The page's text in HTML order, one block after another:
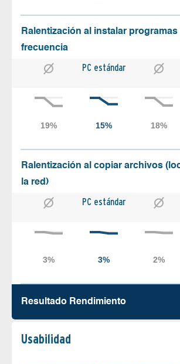
Ralentización al instalar
frecuencia
PC estándar
Ralentización al copiar archivos
la red)
PC estándar
Resultado Rendimiento
Usabilidad